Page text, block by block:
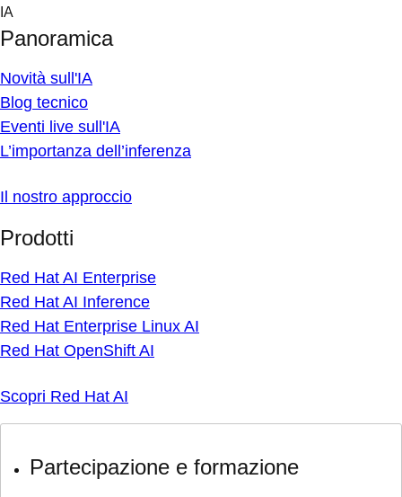
Skip
content
IA
Panoramica
Novità sull'IA
Blog tecnico
Eventi live sull'IA
L’importanza dell’inferenza
Il nostro approccio
Prodotti
Red Hat AI Enterprise
Red Hat AI Inference
Red Hat Enterprise Linux AI
Red Hat OpenShift AI
Scopri Red Hat AI
Partecipazione e formazione